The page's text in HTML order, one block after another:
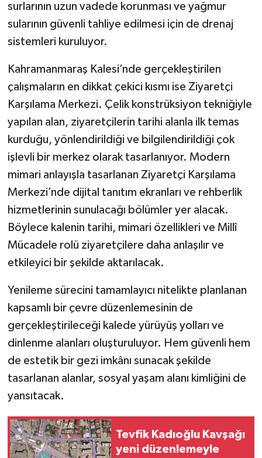
surlarının uzun vadede korunması ve yağmur
sularının güvenli tahliye edilmesi için de drenaj
sistemleri kuruluyor.
Kahramanmaraş Kalesi’nde gerçekleştirilen
çalışmaların en dikkat çekici kısmı ise Ziyaretçi
Karşılama Merkezi. Çelik konstrüksiyon tekniğiyle
yapılan alan, ziyaretçilerin tarihi alanla ilk temas
kurduğu, yönlendirildiği ve bilgilendirildiği çok
işlevli bir merkez olarak tasarlanıyor. Modern
mimari anlayışla tasarlanan Ziyaretçi Karşılama
Merkezi’nde dijital tanıtım ekranları ve rehberlik
hizmetlerinin sunulacağı bölümler yer alacak.
Böylece kalenin tarihi, mimari özellikleri ve Millî
Mücadele rolü ziyaretçilere daha anlaşılır ve
etkileyici bir şekilde aktarılacak.
Yenileme sürecini tamamlayıcı nitelikte planlanan
kapsamlı bir çevre düzenlemesinin de
gerçekleştirileceği kalede yürüyüş yolları ve
dinlenme alanları oluşturuluyor. Hem güvenli hem
de estetik bir gezi imkânı sunacak şekilde
tasarlanan alanlar, sosyal yaşam alanı kimliğini de
yansıtacak.
Tevfik Kadıoğlu Kavşağı
yeni düzenlemeyle